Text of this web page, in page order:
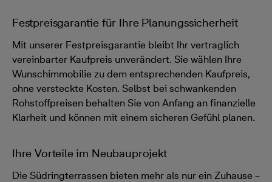
Festpreisgarantie für Ihre Planungssicherheit
Mit unserer Festpreisgarantie bleibt Ihr vertraglich
vereinbarter Kaufpreis unverändert. Sie wählen Ihre
Wunschimmobilie zu dem entsprechenden Kaufpreis,
ohne versteckte Kosten. Selbst bei schwankenden
Rohstoffpreisen behalten Sie von Anfang an finanzielle
Klarheit und können mit einem sicheren Gefühl planen.
Ihre Vorteile im Neubauprojekt
Die Südringterrassen bieten mehr als nur ein Zuhause –